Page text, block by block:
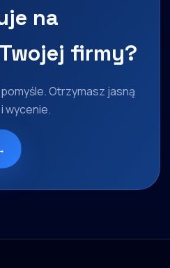
na
firmy?
Otrzymasz jasną
wycenie.